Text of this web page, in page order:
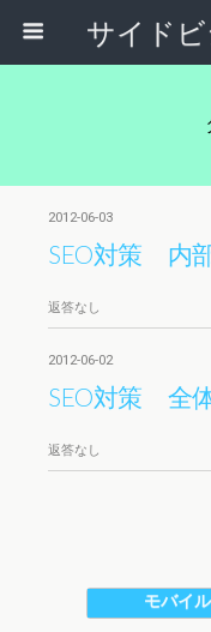
2012-06-03
SEO対策 内
返答なし
2012-06-02
SEO対策 全
返答なし
モバイル